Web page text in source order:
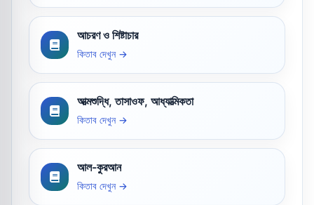
আচরণ ও শিষ্টাচার
কিতাব দেখুন →
আত্মশুদ্ধি, তাসাওফ, আধ্যাত্মিকতা
কিতাব দেখুন →
আল-কুরআন
কিতাব দেখুন →